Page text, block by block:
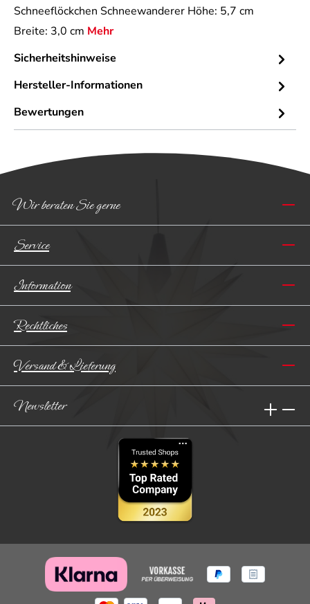
Schneeflöckchen Schneewanderer Höhe: 5,7 cm
Breite: 3,0 cm Mehr
Sicherheitshinweise
Hersteller-Informationen
Bewertungen
Wir beraten Sie gerne
Service
Information
Rechtliches
Versand & Lieferung
Newsletter